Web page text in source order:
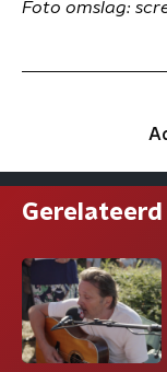
Foto omslag:
Gerelateerd